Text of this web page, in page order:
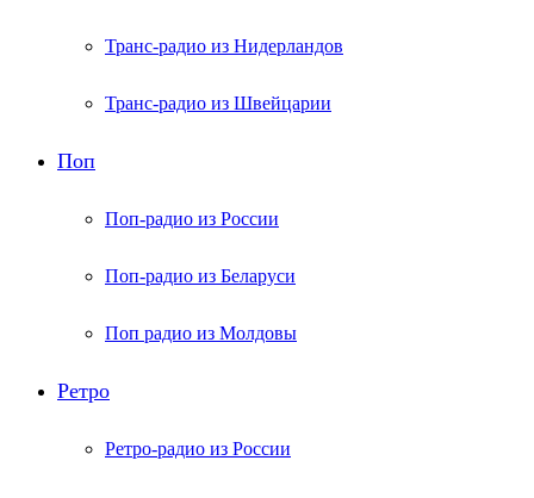
Транс-радио из Нидерландов
Транс-радио из Швейцарии
Поп
Поп-радио из России
Поп-радио из Беларуси
Поп радио из Молдовы
Ретро
Ретро-радио из России